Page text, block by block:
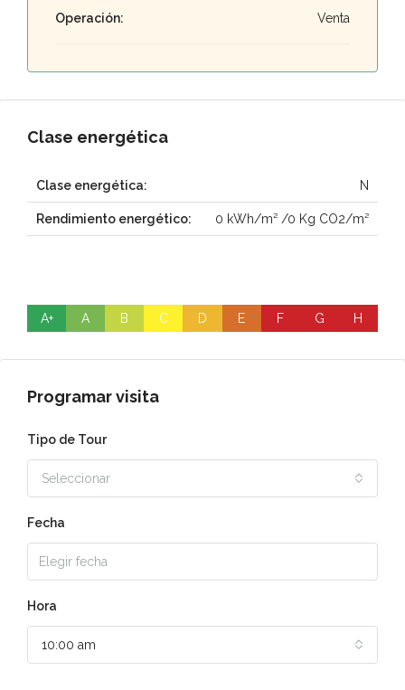
Operación: Venta
Clase energética
Clase energética: N
Rendimiento energético: 0 kWh/m² /0 Kg CO2/m²
A+ A B C D E F G H
Programar visita
Tipo de Tour
Seleccionar
Fecha
Hora
10:00 am